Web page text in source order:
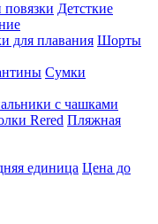
Детсткие
для плавания Шорты
Сумки
с чашками
Rered Пляжная
единица Цена до